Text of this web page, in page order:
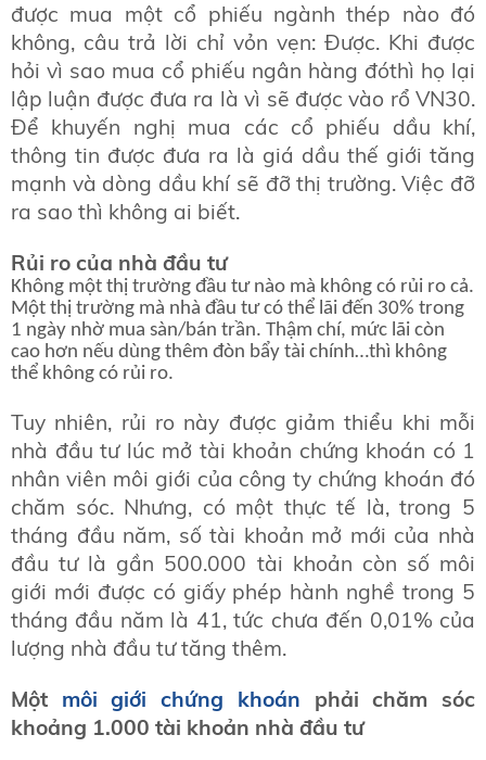
được mua một cổ phiếu ngành thép nào đó
không, câu trả lời chỉ vỏn vẹn: Được. Khi được
hỏi vì sao mua cổ phiếu ngân hàng đóthì họ lại
lập luận được đưa ra là vì sẽ được vào rổ VN30.
Để khuyến nghị mua các cổ phiếu dầu khí,
thông tin được đưa ra là giá dầu thế giới tăng
mạnh và dòng dầu khí sẽ đỡ thị trường. Việc đỡ
ra sao thì không ai biết.
Rủi ro của nhà đầu tư
Không một thị trường đầu tư nào mà không có rủi ro cả.
Một thị trường mà nhà đầu tư có thể lãi đến 30% trong
1 ngày nhờ mua sàn/bán trần. Thậm chí, mức lãi còn
cao hơn nếu dùng thêm đòn bẩy tài chính…thì không
thể không có rủi ro.
Tuy nhiên, rủi ro này được giảm thiểu khi mỗi
nhà đầu tư lúc mở tài khoản chứng khoán có 1
nhân viên môi giới của công ty chứng khoán đó
chăm sóc. Nhưng, có một thực tế là, trong 5
tháng đầu năm, số tài khoản mở mới của nhà
đầu tư là gần 500.000 tài khoản còn số môi
giới mới được có giấy phép hành nghề trong 5
tháng đầu năm là 41, tức chưa đến 0,01% của
lượng nhà đầu tư tăng thêm.
Một môi giới chứng khoán phải chăm sóc
khoảng 1.000 tài khoản nhà đầu tư